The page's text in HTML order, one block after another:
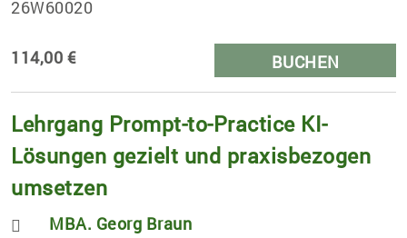
26W60020
114,00 € BUCHEN
Lehrgang Prompt-to-Practice KI-
Lösungen gezielt und praxisbezogen
umsetzen
MBA. Georg Braun